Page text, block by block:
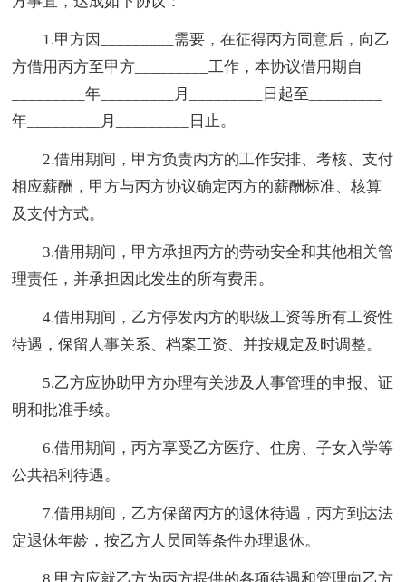
1.甲方因_________需要，在征得丙方同意后，向乙
方借用丙方至甲方_________工作，本协议借用期自
_________年_________月_________日起至_________
年_________月_________日止。
2.借用期间，甲方负责丙方的工作安排、考核、支付
相应薪酬，甲方与丙方协议确定丙方的薪酬标准、核算
及支付方式。
3.借用期间，甲方承担丙方的劳动安全和其他相关管
理责任，并承担因此发生的所有费用。
4.借用期间，乙方停发丙方的职级工资等所有工资性
待遇，保留人事关系、档案工资、并按规定及时调整。
5.乙方应协助甲方办理有关涉及人事管理的申报、证
明和批准手续。
6.借用期间，丙方享受乙方医疗、住房、子女入学等
公共福利待遇。
7.借用期间，乙方保留丙方的退休待遇，丙方到达法
定退休年龄，按乙方人员同等条件办理退休。
8.甲方应就乙方为丙方提供的各项待遇和管理向乙方